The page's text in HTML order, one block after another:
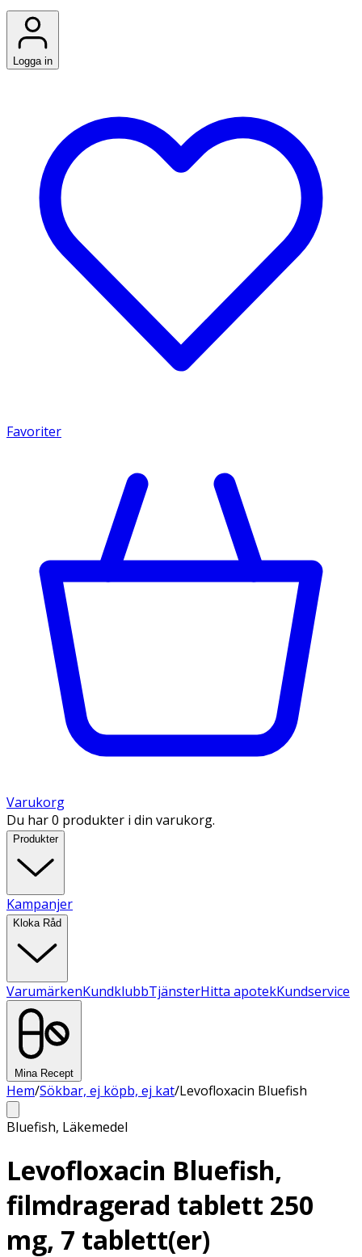
Logga in
Favoriter
Varukorg
Du har 0 produkter i din varukorg.
Produkter
Kampanjer
Kloka Råd
VarumärkenKundklubbTjänsterHitta apotekKundservice
Mina Recept
Hem/Sökbar, ej köpb, ej kat/Levofloxacin Bluefish
Bluefish, Läkemedel
Levofloxacin Bluefish,
filmdragerad tablett 250
mg, 7 tablett(er)